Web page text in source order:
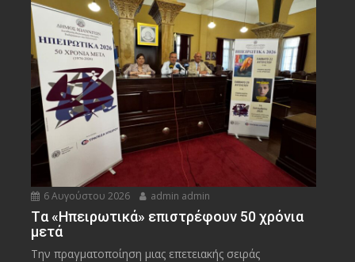
6 Αυγούστου 2026 admin admin
Tα «Ηπειρωτικά» επιστρέφουν 50 χρόνια
μετά
Την πραγματοποίηση μιας επετειακής σειράς